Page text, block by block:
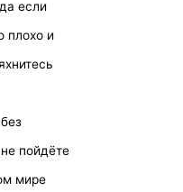
если
плохо и
пойдёте
мире